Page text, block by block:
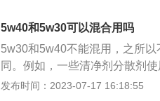
油，而预算允许的话，可使用
引擎内部比较精密，运作环境
好的润滑油，且最好是全合成
温流动性，以适应当地的环境
命损坏。不同品牌的机油混用
买到的机油大部分的分散清净
清净剂是水杨酸盐，一定要注
个东西混合在一起了，就一定
等。2、排气异常：再把不同的
5w40和5w30可以混合用吗
5w30和5w40不能混用，之所
同。例如，一些清净剂分散剂
用一些材料如琥珀酸盐。不同
发布时间：2023-07-17 16:18:55